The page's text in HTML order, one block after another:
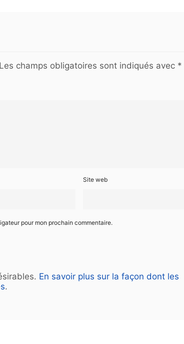
Les champs obligatoires sont indiqués avec *
Site web
pour mon prochain commentaire.
En savoir plus sur la façon dont les
.